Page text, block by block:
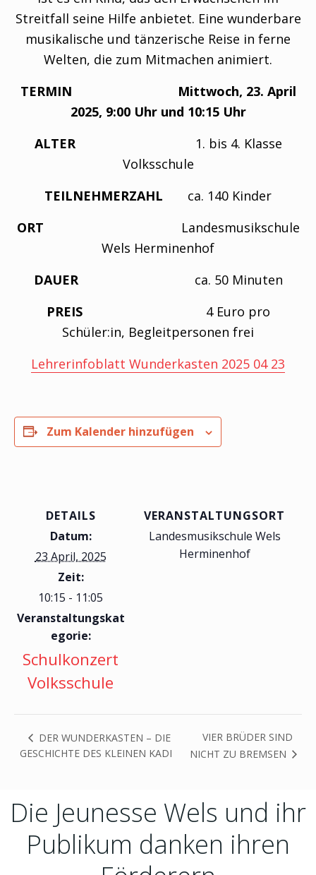
Streitfall seine Hilfe anbietet. Eine wunderbare
musikalische und tänzerische Reise in ferne
Welten, die zum Mitmachen animiert.
TERMIN Mittwoch, 23. April
2025, 9:00 Uhr und 10:15 Uhr
ALTER
1. bis 4. Klasse
Volksschule
TEILNEHMERZAHL ca. 140 Kinder
ORT
Landesmusikschule
Wels Herminenhof
DAUER ca. 50 Minuten
PREIS 4 Euro pro
Schüler:in, Begleitpersonen frei
Lehrerinfoblatt Wunderkasten 2025 04 23
Zum Kalender hinzufügen
DETAILS
Datum:
23 April, 2025
Zeit:
10:15 - 11:05
Veranstaltungskat
egorie:
Schulkonzert
Volksschule
VERANSTALTUNGSORT
Landesmusikschule Wels
Herminenhof
DER WUNDERKASTEN – DIE
GESCHICHTE DES KLEINEN KADI
VIER BRÜDER SIND
NICHT ZU BREMSEN
Die Jeunesse Wels und ihr
Publikum danken ihren